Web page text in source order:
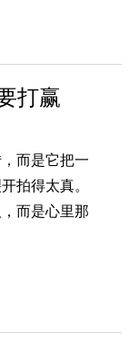
打赢
而是它把一
拍得太真。
而是心里那